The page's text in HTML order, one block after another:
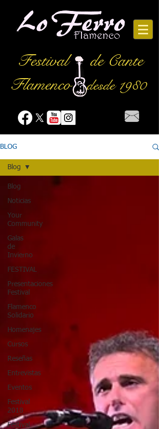
Festival
de Cante
Flamencodesde 1980
BLOG
Blog
Noticias
Your
Community
Galas
de
Invierno
FESTIVAL
Presentaciones
Festival
Flamenco
Solidario
Homenajes
Cursos
Reseñas
Entrevistas
Eventos
Festival
2018
Festival
Blog